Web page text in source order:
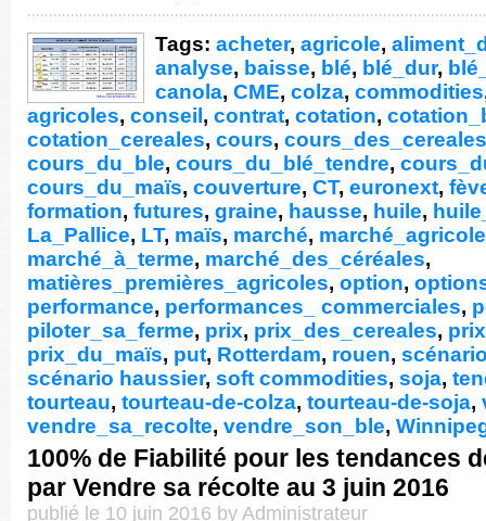
Tags: acheter, agricole,
analyse, baisse, blé, blé_dur,
canola, CME, colza, commodities
agricoles, conseil , contrat, cotation,
cotation_cereales, cours, cours_des_cereales
cours_du_ble, cours_du_blé_tendre,
cours_du_maïs, couverture, CT, euronext,
formation, futures, graine, hausse, huile,
La_Pallice, LT, maïs, marché, marché_agricole
marché_à_terme, marché_des_céréales,
matières_premières_agricoles, option,
performance, performances_ commerciales,
piloter_sa_ferme, prix, prix_des_cereales,
prix_du_maïs, put, Rotterdam, rouen,
scénario haussier, soft commodities, soja,
tourteau, tourteau-de-colza, tourteau-de-soja,
vendre_sa_recolte, vendre_son_ble,
100% de Fiabilité pour les tendances
par Vendre sa récolte au 3 juin 2016
publié le 10 juin 2016 by Administrateur